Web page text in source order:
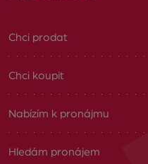
Chci prodat
Chci koupit
Nabízím k pronájmu
Hledám pronájem